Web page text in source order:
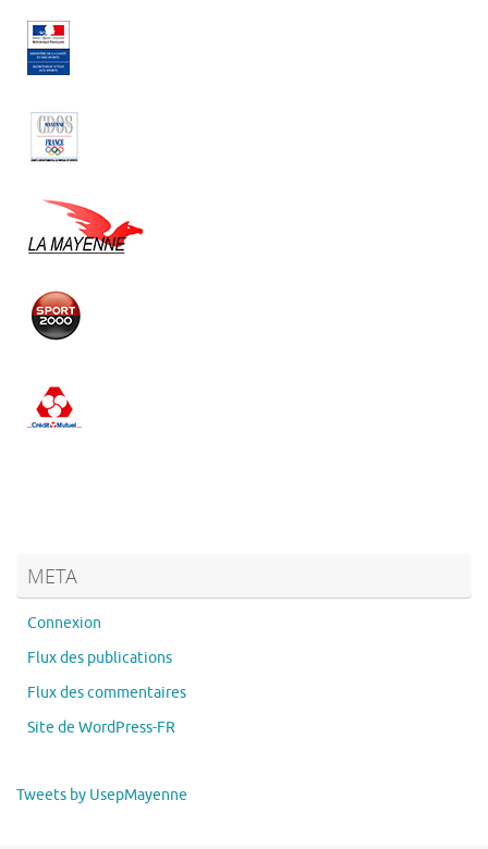
META
Connexion
Flux des publications
Flux des commentaires
Site de WordPress-FR
Tweets by UsepMayenne